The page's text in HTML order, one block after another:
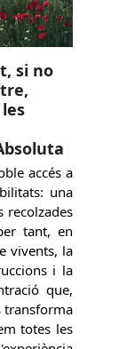
si no
accés a
una
recolzades
tant, en
vivents, la
i la
que,
transforma
totes les